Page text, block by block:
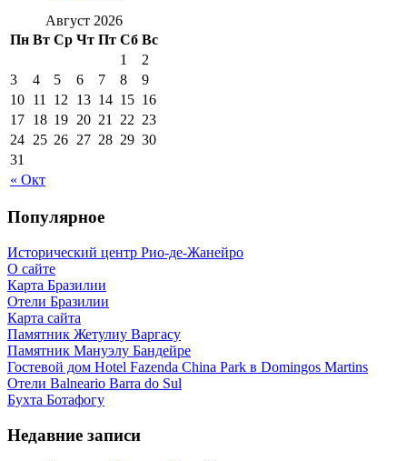
Август 2026
Пн Вт Ср Чт Пт Сб Вс
« Окт
1
2
3
4 5 6 7 8
9
10 11 12 13 14 15 16
17 18 19 20 21 22 23
24 25 26 27 28 29 30
31
Популярное
Исторический центр Рио-де-Жанейро
О сайте
Карта Бразилии
Отели Бразилии
Карта сайта
Памятник Жетулиу Варгасу
Памятник Мануэлу Бандейре
Гостевой дом Hotel Fazenda China Park в Domingos Martins
Отели Balneario Barra do Sul
Бухта Ботафогу
Недавние записи